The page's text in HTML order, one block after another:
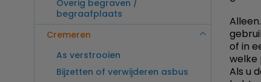
Overig begraven /
begraafplaats
Cremeren
As verstrooien
Bijzetten of verwijderen asbus
of in
welke
Als u